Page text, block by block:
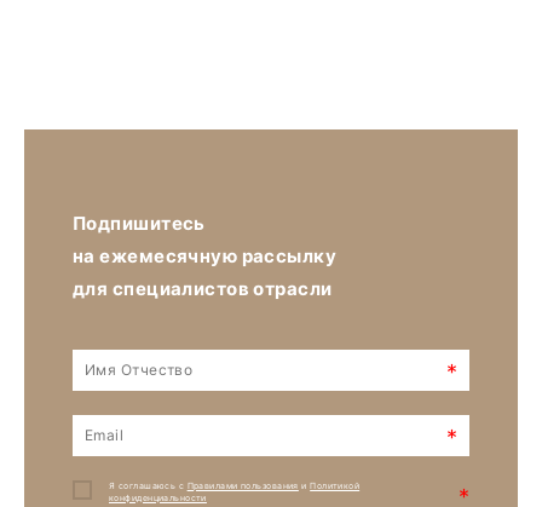
Подпишитесь
на ежемесячную рассылку
для специалистов отрасли
*
*
Я соглашаюсь с Правилами пользования иПолитикой
конфиденциальности
*